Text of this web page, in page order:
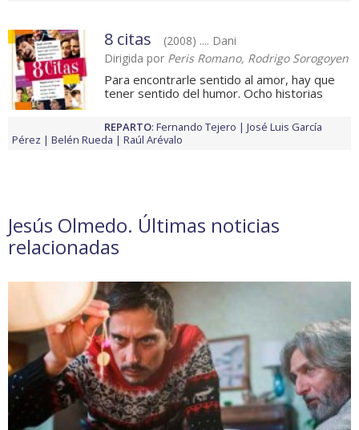
8 citas
(2008) .... Dani
Dirigida por Peris Romano, Rodrigo Sorogoyen
Para encontrarle sentido al amor, hay que
tener sentido del humor. Ocho historias
REPARTO: Fernando Tejero
José Luis García
Pérez
Belén Rueda Raúl Arévalo
Jesús Olmedo. Últimas noticias
relacionadas